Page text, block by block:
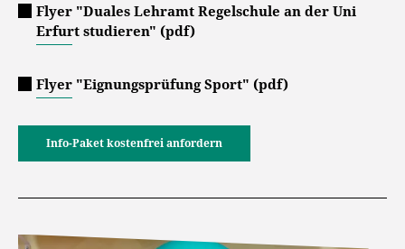
Flyer "Duales Lehramt Regelschule an der Uni
Erfurt studieren" (pdf)
Flyer "Eignungsprüfung Sport" (pdf)
Info-Paket kostenfrei anfordern